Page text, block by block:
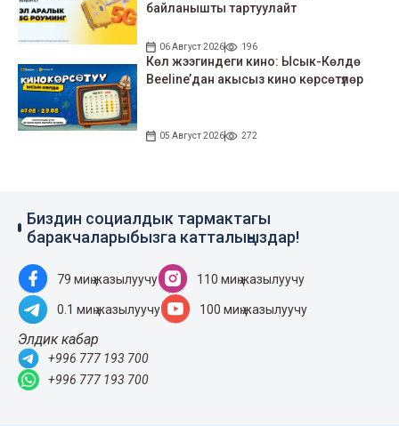
байланышты тартуулайт
06 Август 2026 196
Көл жээгиндеги кино: Ысык-Көлдө
Beeline’дан акысыз кино көрсөтүлөр
05 Август 2026 272
Биздин социалдык тармактагы
баракчаларыбызга катталыңыздар!
79 миң жазылуучу 110 миң жазылуучу
0.1 миң жазылуучу 100 миң жазылуучу
Элдик кабар
+996 777 193 700
+996 777 193 700